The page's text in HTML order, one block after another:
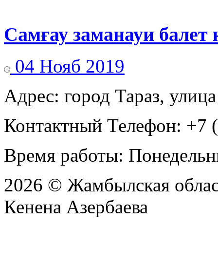
Самғау заманауи балет
04 Нояб 2019
Адрес: город Тараз,
Контактный Телефон: +7
Время работы:
2026 © Жамбылская
Кенена Азербаева